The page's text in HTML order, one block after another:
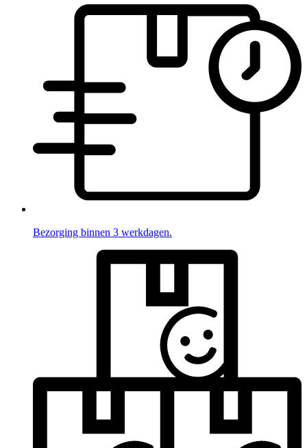
Bezorging binnen 3 werkdagen.